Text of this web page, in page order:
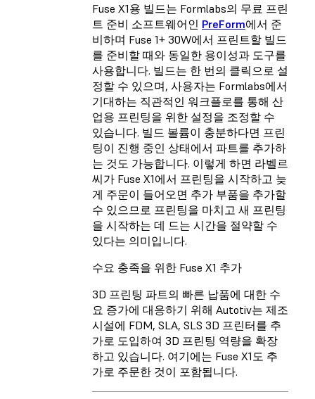
Fuse X1용 빌드는 Formlabs의 무료 프린
트 준비 소프트웨어인 PreForm에서 준
비하며 Fuse 1+ 30W에서 프린트할 빌드
를 준비할 때와 동일한 용이성과 도구를
사용합니다. 빌드는 한 번의 클릭으로 설
정할 수 있으며, 사용자는 Formlabs에서
기대하는 직관적인 워크플로를 통해 산
업용 프린팅을 위한 설정을 조정할 수
있습니다. 빌드 볼륨이 충분하다면 프린
팅이 진행 중인 상태에서 파트를 추가하
는 것도 가능합니다. 이렇게 하면 라벨르
씨가 Fuse X1에서 프린팅을 시작하고 늦
게 주문이 들어오면 추가 부품을 추가할
수 있으므로 프린팅을 마치고 새 프린팅
을 시작하는 데 드는 시간을 절약할 수
있다는 의미입니다.
수요 충족을 위한 Fuse X1 추가
3D 프린팅 파트의 빠른 납품에 대한 수
요 증가에 대응하기 위해 Autotiv는 제조
시설에 FDM, SLA, SLS 3D 프린터를 추
가로 도입하여 3D 프린팅 역량을 확장
하고 있습니다. 여기에는 Fuse X1도 추
가로 주문한 것이 포함됩니다.